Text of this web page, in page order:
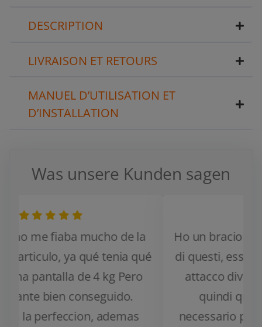
DESCRIPTION
LIVRAISON ET RETOURS
MANUEL D’UTILISATION ET
D’INSTALLATION
Was unsere Kunden sagen
Ho un bracio per due monitor ma uno
di questi, essendo un omen, aveva un
attacco diverso da quelli standard
quindi questo adattatore era
necessario per montarlo. C'è da dire